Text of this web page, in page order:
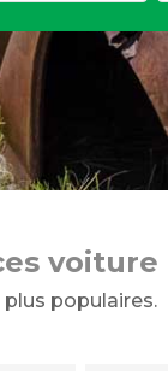
populaires.